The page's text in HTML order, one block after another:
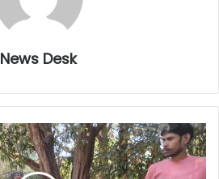
News Desk